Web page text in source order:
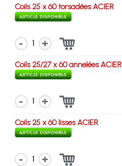
Coils 25 x 60 torsadées ACIER
1
Coils 25/27 x 60 annelées ACIER
1
Coils 25 x 60 lisses ACIER
1